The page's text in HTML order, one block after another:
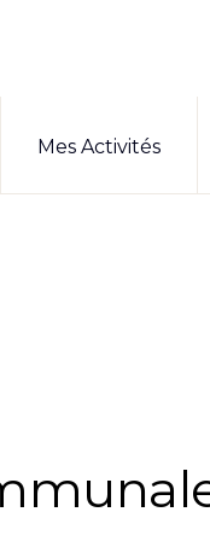
Mes Activités